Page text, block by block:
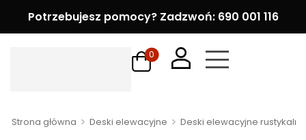
Potrzebujesz pomocy? Zadzwoń: 690 001 116
0
Strona główna > Deski elewacyjne > Deski elewacyjne rustykalne